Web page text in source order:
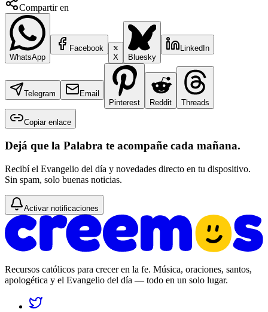
Compartir en
WhatsApp
Facebook
X
Bluesky
LinkedIn
Telegram
Email
Pinterest
Reddit Threads
Copiar enlace
Dejá que la Palabra te acompañe cada mañana.
Recibí el Evangelio del día y novedades directo en tu dispositivo.
Sin spam, solo buenas noticias.
Activar notificaciones
Recursos católicos para crecer en la fe. Música, oraciones, santos,
apologética y el Evangelio del día — todo en un solo lugar.